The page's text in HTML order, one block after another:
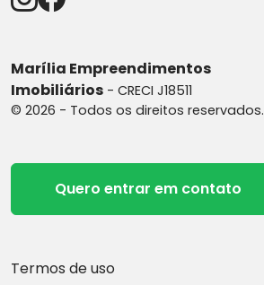
Marília Empreendimentos
Imobiliários - CRECI J18511
© 2026 - Todos os direitos reservados.
Quero entrar em contato
Termos de uso